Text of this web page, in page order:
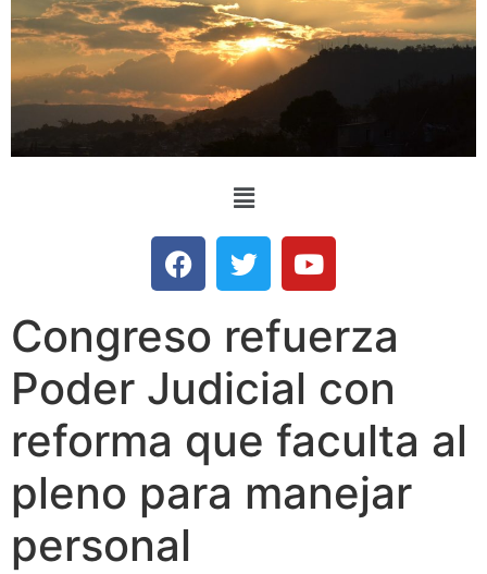
Congreso refuerza
Poder Judicial con
reforma que faculta al
pleno para manejar
personal